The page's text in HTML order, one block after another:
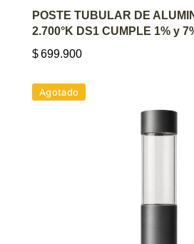
AGREGAR AL
POSTE TUBULAR DE
2.700°K DS1 CUMPLE 1% y
$699.900
Agotado